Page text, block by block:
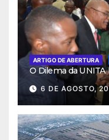
ARTIGO DE ABERTURA
O Dilema da
6 DE AGOSTO,